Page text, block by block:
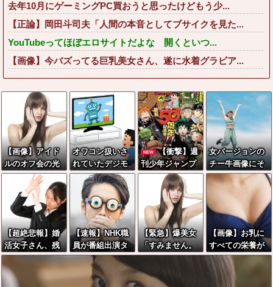
去年10月にゲーミングPC買おうと思ったけどもう少...
【正論】岡田斗司夫「人間の本音としてブサイクを見た...
YouTubeってほぼエロサイトだよな 開くといつ...
【画像】今バズってる巨乳美女さん、遂に水着グラビア...
【画像】アイド
ルのオフ会の光
景、レベチw w
w w w w w w w
w w
オワコン扱いさ
れていたデジモ
ンさん、令和に
全盛期を超える
利益を生み出し
ていた
NEW
【衝撃】週
刊少年ジャンプ
さん、発行部数
が初の100万部
れ・・・・・・
・・・
女バージョンの
チー牛画像にそ
っくりすぎる女
性、見つかるww
w
【超絶悲報】婚
活女子さん、残
酷な現実に気付
いてしまった結
果…
【速報】NHK職
員が番組出演タ
レントから性被
害！？←コレマ
ジならヤバくね
【緊急】爆美女
「すみません。
砲弾3つ持ってき
「！？」自衛隊
【画像】お乳に
すべての栄養が
注がれた肉体を
持つ、見つかる
wwwwww